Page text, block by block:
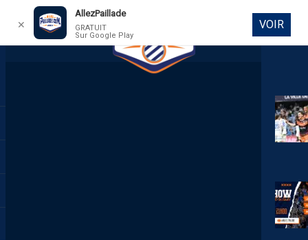
DIRECT
✕
AllezPaillade
GRATUIT
Sur Google Play
VOIR